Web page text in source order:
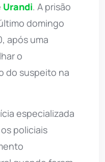
Urandi. A prisão
domingo
após uma
o
do suspeito na
especializada
policiais